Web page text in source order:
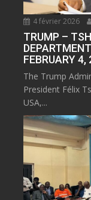
4 février 2026
TRUMP –
FEBRUARY 4,
The Trump
President Félix
USA,...